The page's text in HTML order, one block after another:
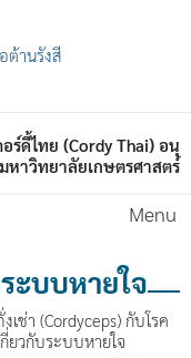
ต้านรังสี
ร์ดี้ไทย (Cordy Thai) อนุ
หาวิทยาลัยเกษตรศาสตร์
Menu
ะบบหายใจ
งเช่า (Cordyceps) กับโรค
กี่ยวกับระบบหายใจ